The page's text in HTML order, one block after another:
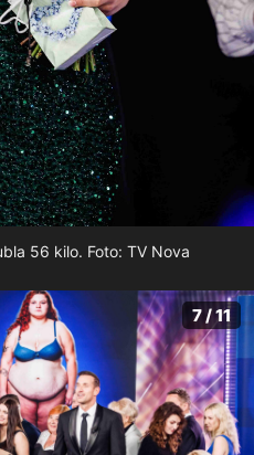
56 kilo. Foto: TV Nova
7 / 11